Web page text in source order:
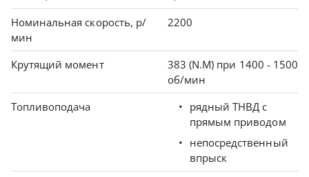
Номинальная скорость, р/
мин
2200
Крутящий момент
383 (N.M) при 1400 - 1500
об/мин
Топливоподача
рядный ТНВД с
прямым приводом
непосредственный
впрыск